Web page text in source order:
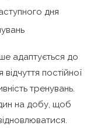
дня
адаптується до
постійної
тренувань.
на добу, щоб